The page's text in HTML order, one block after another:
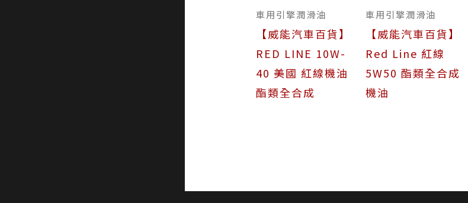
車用引擎潤滑油
【威能汽車百貨】
RED LINE 10W-
40 美國 紅線機油
酯類全合成
車用引擎潤滑油
【威能汽車百貨】
Red Line 紅線
5W50 酯類全合成
機油